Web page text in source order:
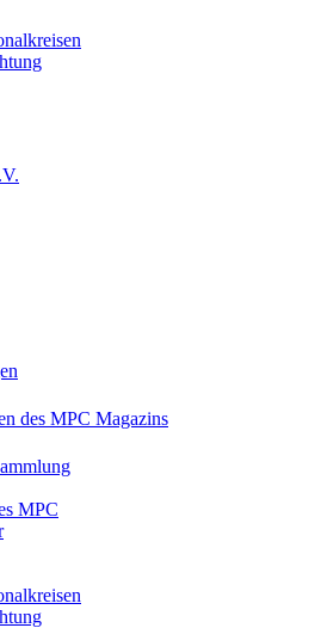
des MPC Magazins
MPC